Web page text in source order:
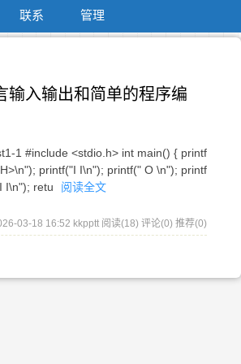
联系 管理
输入输出和简单的程序编
1 #include <stdio.h> int main() { printf
printf("I I\n"); printf(" O \n"); printf
I\n"); retu
阅读全文
03-18 16:52 kkpptt 阅读(18) 评论(0) 推荐(0)